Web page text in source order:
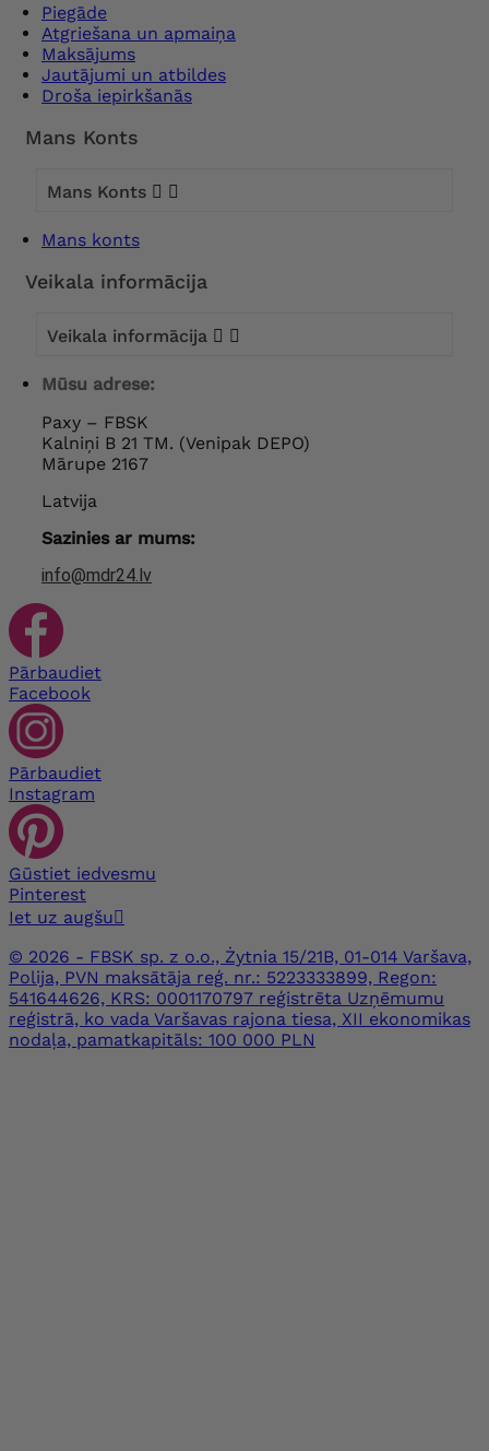
Piegāde
Atgriešana un apmaiņa
Maksājums
Jautājumi un atbildes
Droša iepirkšanās
Mans Konts
Mans Konts  
Mans konts
Veikala informācija
Veikala informācija  
Mūsu adrese:
Paxy – FBSK
Kalniņi B 21 TM. (Venipak DEPO)
Mārupe 2167
Latvija
Sazinies ar mums:
info@mdr24.lv
Pārbaudiet
Facebook
Pārbaudiet
Instagram
Gūstiet iedvesmu
Pinterest
Iet uz augšu
© 2026 - FBSK sp. z o.o., Żytnia 15/21B, 01-014 Varšava,
Polija, PVN maksātāja reģ. nr.: 5223333899, Regon:
541644626, KRS: 0001170797 reģistrēta Uzņēmumu
reģistrā, ko vada Varšavas rajona tiesa, XII ekonomikas
nodaļa, pamatkapitāls: 100 000 PLN